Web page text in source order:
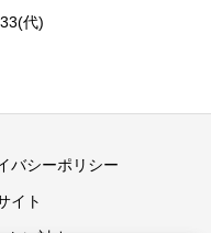
代)
バシーポリシー
イト